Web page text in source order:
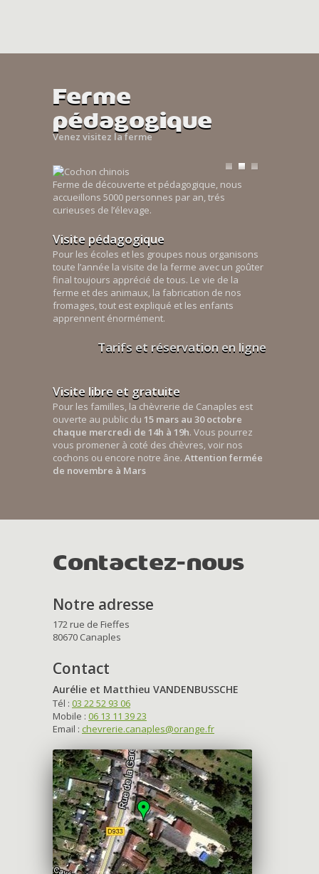
Ferme
pédagogique
Venez visitez la ferme
Ferme de découverte et pédagogique, nous
accueillons 5000 personnes par an, trés
curieuses de l’élevage.
Visite pédagogique
Pour les écoles et les groupes nous organisons
toute l’année la visite de la ferme avec un goûter
final toujours apprécié de tous. Le vie de la
ferme et des animaux, la fabrication de nos
fromages, tout est expliqué et les enfants
apprennent énormément.
Tarifs et réservation en ligne
Visite libre et gratuite
Pour les familles, la chèvrerie de Canaples est
ouverte au public du 15 mars au 30 octobre
chaque mercredi de 14h à 19h. Vous pourrez
vous promener à coté des chèvres, voir nos
cochons ou encore notre âne. Attention fermée
de novembre à Mars
Contactez-nous
Notre adresse
172 rue de Fieffes
80670 Canaples
Contact
Aurélie et Matthieu VANDENBUSSCHE
Tél : 03 22 52 93 06
Mobile : 06 13 11 39 23
Email : chevrerie.canaples@orange.fr